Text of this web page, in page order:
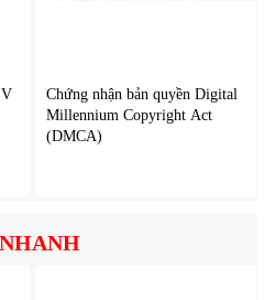
xịt rửa hiệu quả bùn đất, cặn bẩn
hay tường nhà.
cao để xử lý vết bẩn cứng đầu.
định đảm bảo máy vận hành
nhanh.
không có nguồn nước áp lực.
vườn.
Chứng nhận bản quyền Digital
Millennium Copyright Act
(DMCA)